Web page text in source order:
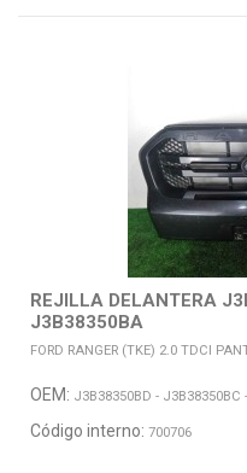
REJILLA DELANTERA
J3B38350BA
FORD RANGER (TKE) 2.0 TDCI
OEM: J3B38350BD - J3B38350BC
Código interno: 700706